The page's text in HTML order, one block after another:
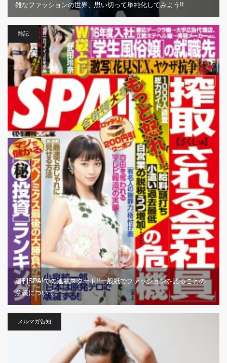
雑なファッションの世界、思い切って単純化してみよう!!
雑記
週刊SPA!での連載スタート!!一般紙でファッションを語ることの
意義について。
メルマガ告知